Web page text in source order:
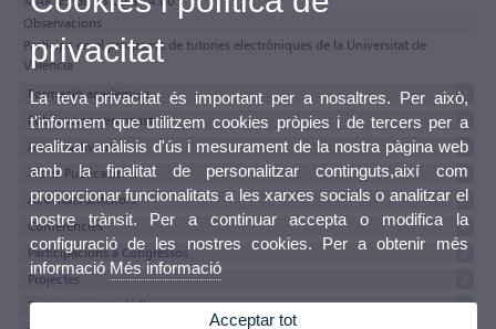
Observacions
Participa en el programa de tutories electròniques de la Universitat de
València
Formació acadèmica
Publicacions en revistes
Altres Activitats
Altres Publicacions
Activitats anteriors
Conferències
Participacions a Congressos
Projectes
Tesis, tesines i treballs
privacitat
La teva privacitat és important per a nosaltres. Per això,
t'informem que utilitzem cookies pròpies i de tercers per a
realitzar anàlisis d'ús i mesurament de la nostra pàgina web
amb la finalitat de personalitzar continguts,així com
proporcionar funcionalitats a les xarxes socials o analitzar el
nostre trànsit. Per a continuar accepta o modifica la
configuració de les nostres cookies. Per a obtenir més
informació Més informació
Acceptar tot